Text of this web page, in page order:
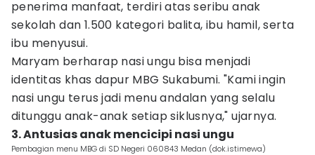
penerima manfaat, terdiri atas seribu anak
sekolah dan 1.500 kategori balita, ibu hamil, serta
ibu menyusui.
Maryam berharap nasi ungu bisa menjadi
identitas khas dapur MBG Sukabumi. "Kami ingin
nasi ungu terus jadi menu andalan yang selalu
ditunggu anak-anak setiap siklusnya," ujarnya.
3. Antusias anak mencicipi nasi ungu
Pembagian menu MBG di SD Negeri 060843 Medan (dok.istimewa)